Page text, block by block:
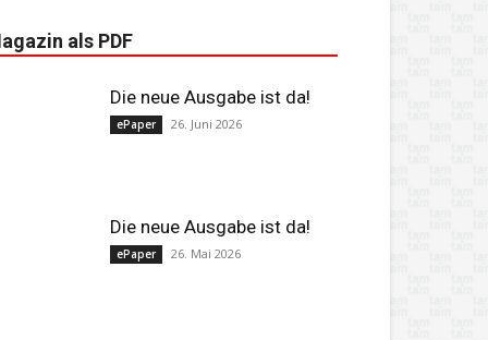
als PDF
Die neue Ausgabe ist da!
ePaper 26. Juni 2026
Die neue Ausgabe ist da!
ePaper 26. Mai 2026